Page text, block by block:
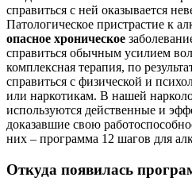
справиться с ней оказывается
Патологическое пристрастие к
опасное хроническое
справиться обычным усилием
комплексная терапия, по
справиться с физической и
или наркотикам. В нашей
используются действенные и
доказавшие свою
них – программа 12 шагов для
Откуда появилась